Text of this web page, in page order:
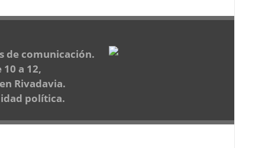
de comunicación.
a 12,
Rivadavia.
política.